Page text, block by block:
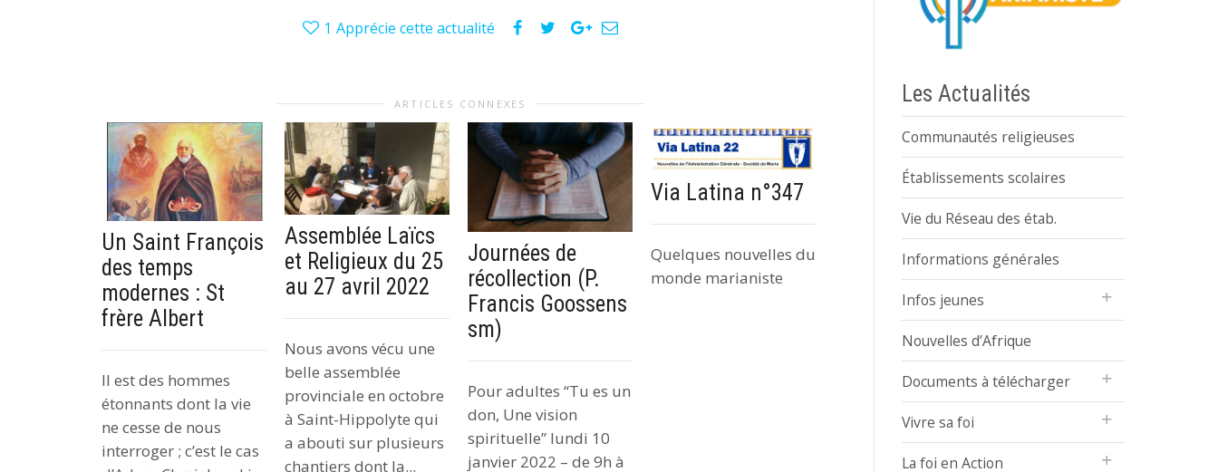
1 Apprécie cette actualité
ARTICLES CONNEXES
Un Saint François
des temps
modernes : St
frère Albert
Il est des hommes
étonnants dont la vie
ne cesse de nous
interroger ; c’est le cas
Assemblée Laïcs
et Religieux du 25
au 27 avril 2022
Nous avons vécu une
belle assemblée
provinciale en octobre
à Saint-Hippolyte qui
a abouti sur plusieurs
chantiers dont la...
Journées de
récollection (P.
Francis Goossens
sm)
Pour adultes “Tu es un
don, Une vision
spirituelle” lundi 10
janvier 2022 – de 9h à
Via Latina n°347
Quelques nouvelles du
monde marianiste
Dans la cité des
étoiles !
La semaine du 14 au
18 mars 2016 les
classes de CM1/CM2 et
CM2 de l’école sont
partis en...
Réunion des
supérieurs
marianistes
Ils se retrouvent à
Madrid pour quelques
jours de réflexion
commune avec comme
Les Actualités
Communautés religieuses
Établissements scolaires
Vie du Réseau des étab.
Informations générales
Infos jeunes
Nouvelles d’Afrique
Documents à télécharger
Vivre sa foi
La foi en Action